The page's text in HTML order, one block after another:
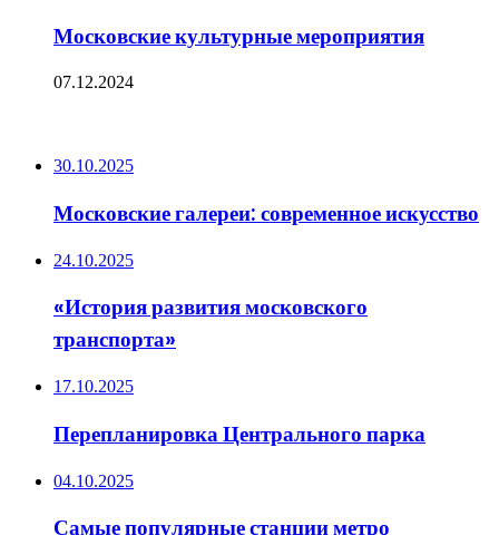
Московские культурные мероприятия
07.12.2024
30.10.2025
Московские галереи: современное искусство
24.10.2025
«История развития московского
транспорта»
17.10.2025
Перепланировка Центрального парка
04.10.2025
Самые популярные станции метро